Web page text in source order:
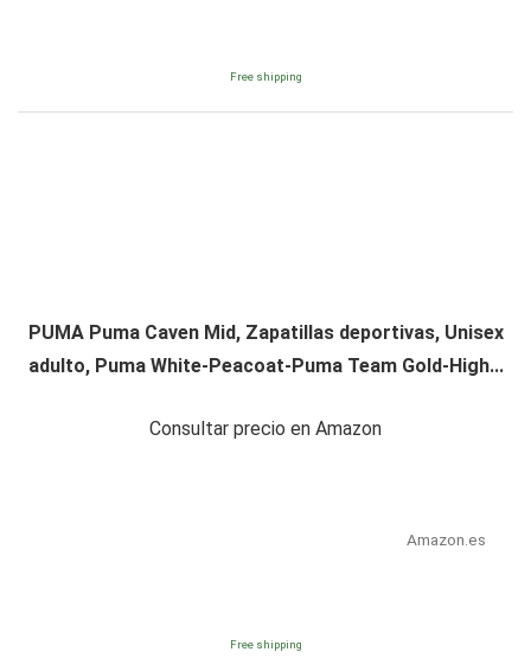
Free shipping
PUMA Puma Caven Mid, Zapatillas deportivas, Unisex
adulto, Puma White-Peacoat-Puma Team Gold-High...
Consultar precio en Amazon
Amazon.es
Free shipping